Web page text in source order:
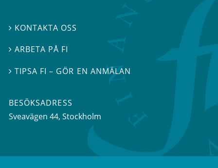
 KONTAKTA OSS
ARBETA PÅ FI
TIPSA FI – GÖR EN ANMÄLAN
BESÖKSADRESS
Sveavägen 44, Stockholm